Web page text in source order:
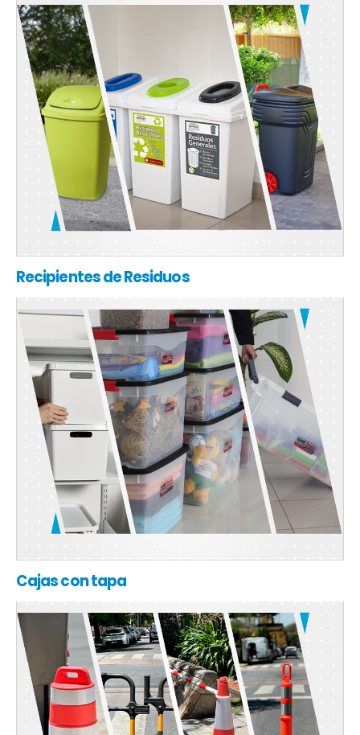
Recipientes de Residuos
Cajas con tapa